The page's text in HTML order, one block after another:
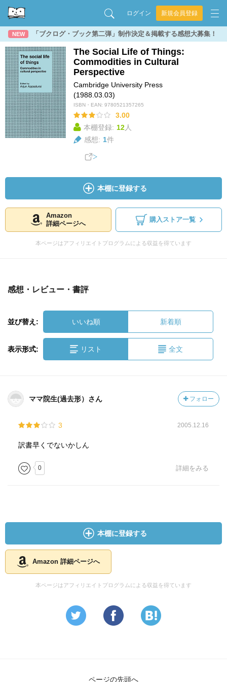
ログイン 新規会員登録
NEW 「ブクログ・ブック第二弾」制作決定＆掲載する感想大募集！
The Social Life of Things:
Commodities in Cultural
Perspective
Cambridge University Press
(1988.03.03)
ISBN・EAN: 9780521357265
3.00
本棚登録: 12人
感想: 1件
本棚に登録する
Amazon
詳細ページへ
購入ストア一覧
本ページはアフィリエイトプログラムによる収益を得ています
感想・レビュー・書評
並び替え: いいね順 新着順
表示形式: リスト 全文
ママ院生(過去形）さん フォロー
3 2005.12.16
訳書早くでないかしん
0 詳細をみる
本棚に登録する
Amazon 詳細ページへ
本ページはアフィリエイトプログラムによる収益を得ています
ページの先頭へ